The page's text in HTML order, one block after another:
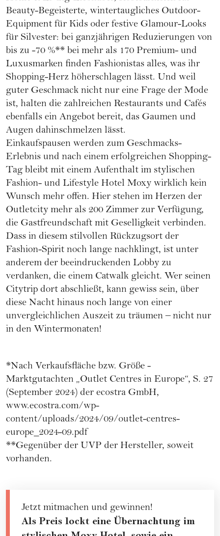
Beauty-Begeisterte, wintertaugliches Outdoor-
Equipment für Kids oder festive Glamour-Looks
für Silvester: bei ganzjährigen Reduzierungen von
bis zu -70 %** bei mehr als 170 Premium- und
Luxusmarken finden Fashionistas alles, was ihr
Shopping-Herz höherschlagen lässt. Und weil
guter Geschmack nicht nur eine Frage der Mode
ist, halten die zahlreichen Restaurants und Cafés
ebenfalls ein Angebot bereit, das Gaumen und
Augen dahinschmelzen lässt.
Einkaufspausen werden zum Geschmacks-
Erlebnis und nach einem erfolgreichen Shopping-
Tag bleibt mit einem Aufenthalt im stylischen
Fashion- und Lifestyle Hotel Moxy wirklich kein
Wunsch mehr offen. Hier stehen im Herzen der
Outletcity mehr als 200 Zimmer zur Verfügung,
die Gastfreundschaft mit Geselligkeit verbinden.
Dass in diesem stilvollen Rückzugsort der
Fashion-Spirit noch lange nachklingt, ist unter
anderem der beeindruckenden Lobby zu
verdanken, die einem Catwalk gleicht. Wer seinen
Citytrip dort abschließt, kann gewiss sein, über
diese Nacht hinaus noch lange von einer
unvergleichlichen Auszeit zu träumen – nicht nur
in den Wintermonaten!
*Nach Verkaufsfläche bzw. Größe -
Marktgutachten „Outlet Centres in Europe“, S. 27
(September 2024) der ecostra GmbH,
www.ecostra.com/wp-
content/uploads/2024/09/outlet-centres-
europe_2024-09.pdf
**Gegenüber der UVP der Hersteller, soweit
vorhanden.
Jetzt mitmachen und gewinnen!
Als Preis lockt eine Übernachtung im